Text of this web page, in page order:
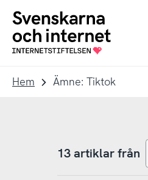
navigation
innehåll
To
startpage
Hem Ämne: Tiktok
13 artiklar från